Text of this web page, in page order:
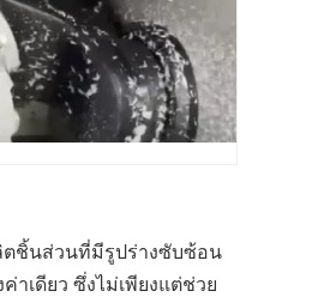
ตชิ้นส่วนที่มีรูปร่างซับซ้อน
เดียว ซึ่งไม่เพียงแต่ช่วย